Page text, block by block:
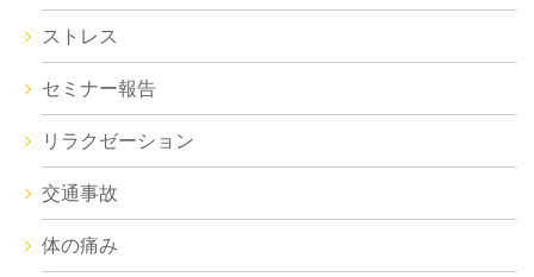
ストレス
セミナー報告
リラクゼーション
交通事故
体の痛み